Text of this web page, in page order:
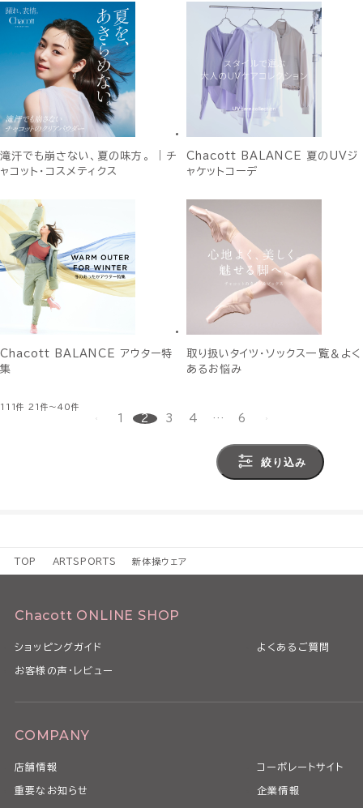
滝汗でも崩さない、夏の味方。 ｜チ
ャコット・コスメティクス
Chacott BALANCE 夏のUVジ
ャケットコーデ
Chacott BALANCE アウター特
集
取り扱いタイツ・ソックス一覧＆よく
あるお悩み
111件 21件～40件
1 2 3 4 … 6
絞り込み
TOP ARTSPORTS 新体操ウェア
Chacott ONLINE SHOP
ショッピングガイド よくあるご質問
お客様の声・レビュー
COMPANY
店舗情報 コーポレートサイト
重要なお知らせ 企業情報